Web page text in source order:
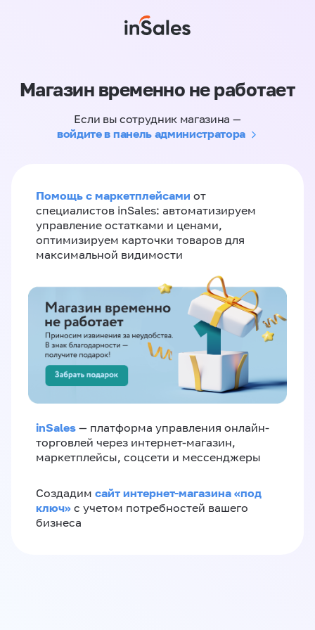
Магазин временно не работает
Если вы сотрудник магазина —
войдите в панель администратора
Помощь с маркетплейсами от
специалистов inSales: автоматизируем
управление остатками и ценами,
оптимизируем карточки товаров для
максимальной видимости
inSales — платформа управления онлайн-
торговлей через интернет-магазин,
маркетплейсы, соцсети и мессенджеры
Создадим сайт интернет-магазина «под
ключ» с учетом потребностей вашего
бизнеса